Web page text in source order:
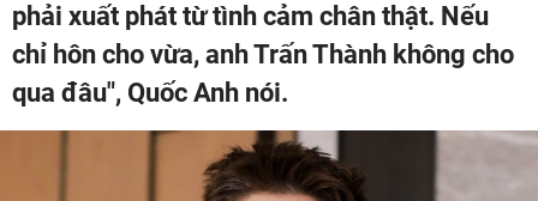
phải xuất phát từ tình cảm chân thật. Nếu
chỉ hôn cho vừa, anh Trấn Thành không cho
qua đâu", Quốc Anh nói.